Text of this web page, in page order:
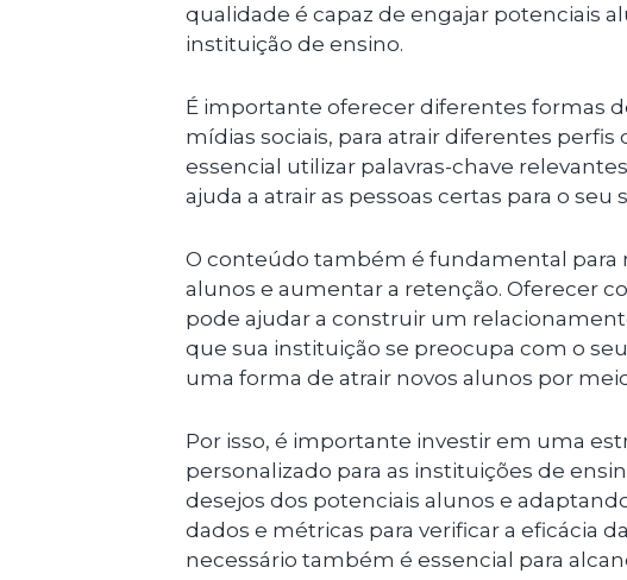
qualidade é capaz de engajar potenciais
instituição de ensino.
É importante oferecer diferentes formas
mídias sociais, para atrair diferentes perfis
essencial utilizar palavras-chave
ajuda a atrair as pessoas certas para o seu
O conteúdo também é fundamental para
alunos e aumentar a retenção. Oferecer
pode ajudar a construir um
que sua instituição se preocupa com o
uma forma de atrair novos alunos por
Por isso, é importante investir em uma
personalizado para as instituições de
desejos dos potenciais alunos e
dados e métricas para verificar a eficácia
necessário também é essencial para